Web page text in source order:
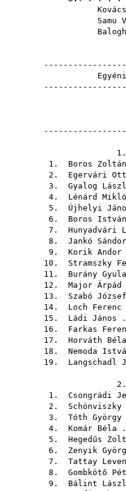
Samu
1. Boros Zoltán
2. Egervári
3. Gyalog
4. Lénárd
5. Újhelyi
6. Boros István
7. Hunyadvári
8. Jankó Sándor
9. Korik Andor
10. Stramszky
11. Burány Gyula
12. Major Árpád
13. Szabó József
14. Loch Ferenc
15. Ládi János
16. Farkas
17. Horváth Béla
18. Nemoda
19. Langschadl
1. Csongrádi
2. Schönviszky
3. Tóth György
4. Komár Béla
5. Hegedűs
6. Zenyik
7. Tattay
8. Gombkötő
9. Bálint